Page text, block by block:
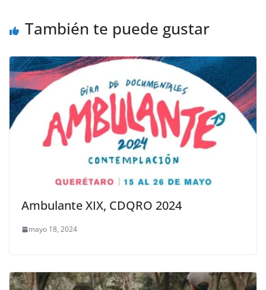
También te puede gustar
Ambulante XIX, CDQRO 2024
mayo 18, 2024